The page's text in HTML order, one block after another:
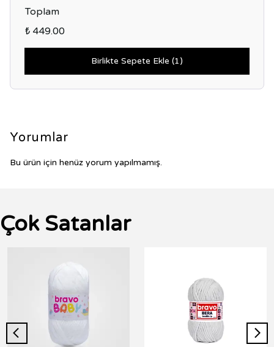
Toplam
₺ 449.00
Birlikte Sepete Ekle (1)
Yorumlar
Bu ürün için henüz yorum yapılmamış.
Çok Satanlar